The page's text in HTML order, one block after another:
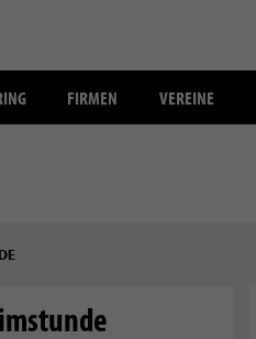
FIRMEN VEREINE